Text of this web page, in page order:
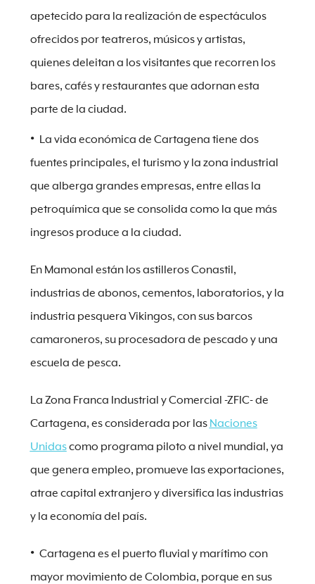
apetecido para la realización de espectáculos
ofrecidos por teatreros, músicos y artistas,
quienes deleitan a los visitantes que recorren los
bares, cafés y restaurantes que adornan esta
parte de la ciudad.
La vida económica de Cartagena tiene dos
fuentes principales, el turismo y la zona industrial
que alberga grandes empresas, entre ellas la
petroquímica que se consolida como la que más
ingresos produce a la ciudad.
En Mamonal están los astilleros Conastil,
industrias de abonos, cementos, laboratorios, y la
industria pesquera Vikingos, con sus barcos
camaroneros, su procesadora de pescado y una
escuela de pesca.
La Zona Franca Industrial y Comercial -ZFIC- de
Cartagena, es considerada por las Naciones
Unidascomo programa piloto a nivel mundial, ya
que genera empleo, promueve las exportaciones,
atrae capital extranjero y diversifica las industrias
y la economía del país.
Cartagena es el puerto fluvial y marítimo con
mayor movimiento de Colombia, porque en sus